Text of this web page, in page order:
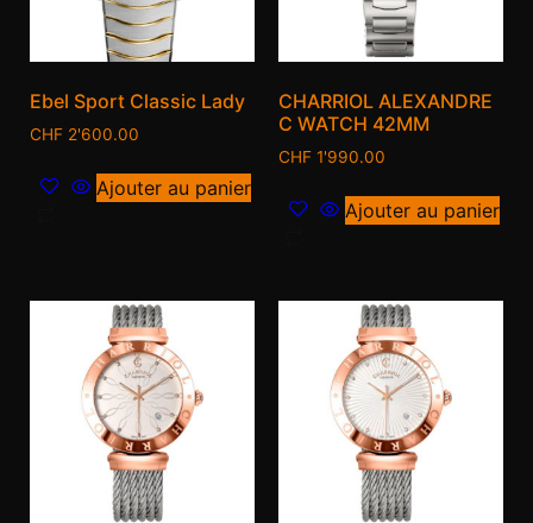
Ebel Sport Classic Lady
CHF 2'600.00
Ajouter au panier
CHARRIOL ALEXANDRE
C WATCH 42MM
CHF 1'990.00
Ajouter au panier